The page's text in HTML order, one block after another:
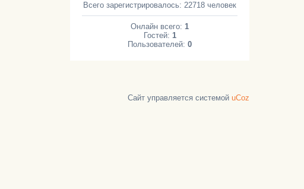
Всего зарегистрировалось: 22718 человек
Онлайн всего:1
Гостей: 1
Пользователей:0
Сайт управляется системой uCoz